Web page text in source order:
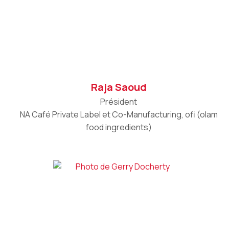
Raja Saoud
Président
NA Café Private Label et Co-Manufacturing, ofi (olam
food ingredients)